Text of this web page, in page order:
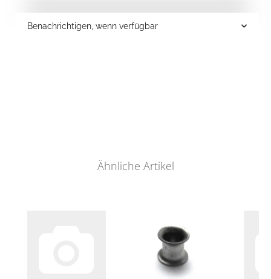
Benachrichtigen, wenn verfügbar
Ähnliche Artikel